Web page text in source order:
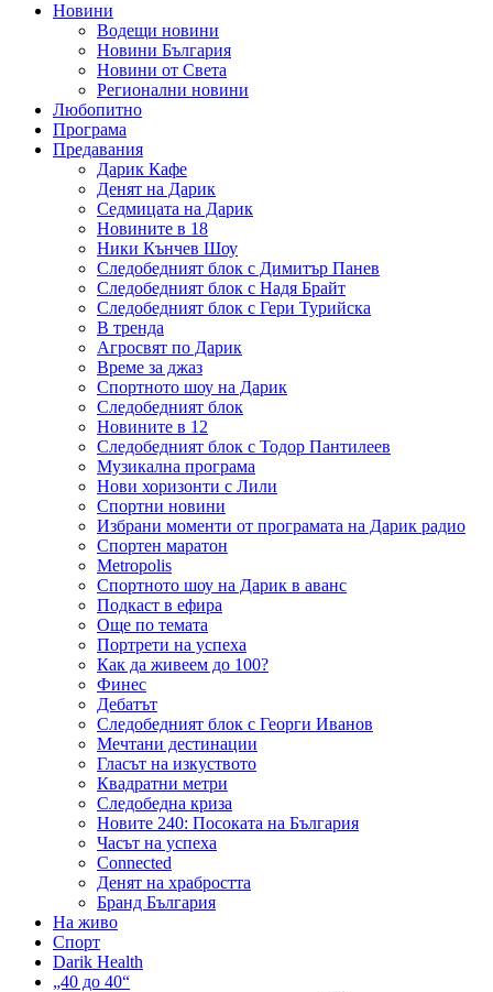
Новини
Водещи новини
Новини България
Новини от Света
Регионални новини
Любопитно
Програма
Предавания
Дарик Кафе
Денят на Дарик
Седмицата на Дарик
Новините в 18
Ники Кънчев Шоу
Следобедният блок с Димитър Панев
Следобедният блок с Надя Брайт
Следобедният блок с Гери Турийска
В тренда
Агросвят по Дарик
Време за джаз
Спортното шоу на Дарик
Следобедният блок
Новините в 12
Следобедният блок с Тодор Пантилеев
Музикална програма
Нови хоризонти с Лили
Спортни новини
Избрани моменти от програмата на Дарик радио
Спортен маратон
Metropolis
Спортното шоу на Дарик в аванс
Подкаст в ефира
Още по темата
Портрети на успеха
Как да живеем до 100?
Финес
Дебатът
Следобедният блок с Георги Иванов
Мечтани дестинации
Гласът на изкуството
Квадратни метри
Следобедна криза
Новите 240: Посоката на България
Часът на успеха
Connected
Денят на храбростта
Бранд България
На живо
Спорт
Darik Health
„40 до 40“